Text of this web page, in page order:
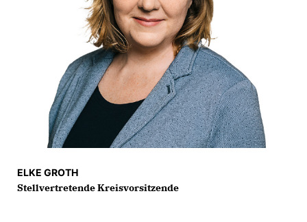
ELKE GROTH
Stellvertretende Kreisvorsitzende